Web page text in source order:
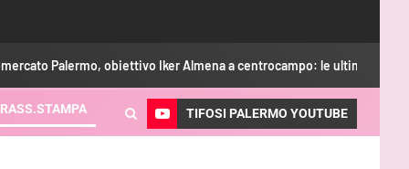
obiettivo Iker Almena a centrocampo: le ultime Augello:
RASS.STAMPA TIFOSI PALERMO YOUTUBE